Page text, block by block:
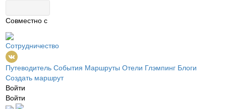
Совместно с
Сотрудничество
Путеводитель События Маршруты Отели Глэмпинг Блоги
Создать маршрут
Войти
Войти